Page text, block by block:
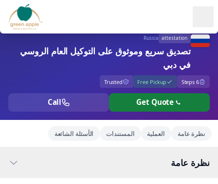
attestation
Russia
تصديق سريع وموثوق على التوكيل العام الروسي
في دبي
6 Steps
Free Pickup
Trusted
Get Quote
Call
نظرة عامة العملية المستندات الأسئلة الشائعة
نظرة عامة